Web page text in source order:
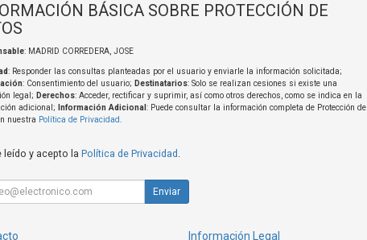
BÁSICA SOBRE PROTECCIÓN DE
: MADRID CORREDERA, JOSE
: Responder las consultas planteadas por el usuario y enviarle la información solicitada;
: Consentimiento del usuario; Destinatarios: Solo se realizan cesiones si existe una
legal; Derechos: Acceder, rectificar y suprimir, así como otros derechos, como se indica en la
adicional;
Información Adicional : Puede consultar la información completa de Protección de
nuestra Política de Privacidad.
leído y acepto la Política de Privacidad .
Enviar
Información Legal